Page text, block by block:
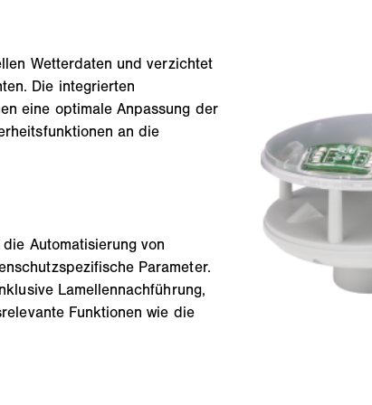
Wetterdaten und verzichtet
Die integrierten
eine optimale Anpassung der
an die
Automatisierung von
Parameter.
Lamellennachführung,
Funktionen wie die